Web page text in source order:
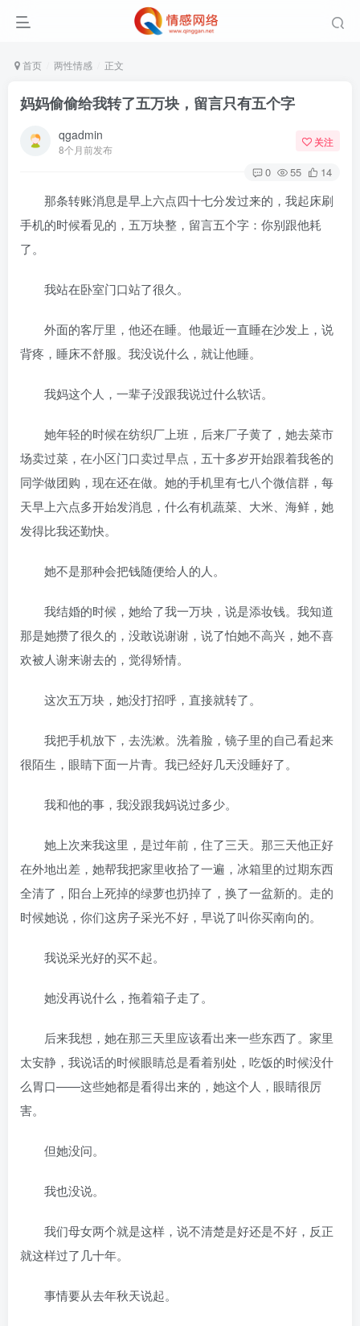
首页 两性情感 正文
妈妈偷偷给我转了五万块，留言只有五个字
qgadmin
8个月前发布
关注
0 55 14
那条转账消息是早上六点四十七分发过来的，我起床刷
手机的时候看见的，五万块整，留言五个字：你别跟他耗
了。
我站在卧室门口站了很久。
外面的客厅里，他还在睡。他最近一直睡在沙发上，说
背疼，睡床不舒服。我没说什么，就让他睡。
我妈这个人，一辈子没跟我说过什么软话。
她年轻的时候在纺织厂上班，后来厂子黄了，她去菜市
场卖过菜，在小区门口卖过早点，五十多岁开始跟着我爸的
同学做团购，现在还在做。她的手机里有七八个微信群，每
天早上六点多开始发消息，什么有机蔬菜、大米、海鲜，她
发得比我还勤快。
她不是那种会把钱随便给人的人。
我结婚的时候，她给了我一万块，说是添妆钱。我知道
那是她攒了很久的，没敢说谢谢，说了怕她不高兴，她不喜
欢被人谢来谢去的，觉得矫情。
这次五万块，她没打招呼，直接就转了。
我把手机放下，去洗漱。洗着脸，镜子里的自己看起来
很陌生，眼睛下面一片青。我已经好几天没睡好了。
我和他的事，我没跟我妈说过多少。
她上次来我这里，是过年前，住了三天。那三天他正好
在外地出差，她帮我把家里收拾了一遍，冰箱里的过期东西
全清了，阳台上死掉的绿萝也扔掉了，换了一盆新的。走的
时候她说，你们这房子采光不好，早说了叫你买南向的。
我说采光好的买不起。
她没再说什么，拖着箱子走了。
后来我想，她在那三天里应该看出来一些东西了。家里
太安静，我说话的时候眼睛总是看着别处，吃饭的时候没什
么胃口——这些她都是看得出来的，她这个人，眼睛很厉
害。
但她没问。
我也没说。
我们母女两个就是这样，说不清楚是好还是不好，反正
就这样过了几十年。
事情要从去年秋天说起。